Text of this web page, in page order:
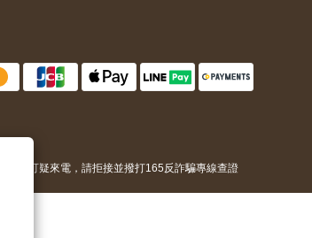
接獲可疑來電，請拒接並撥打165反詐騙專線查證